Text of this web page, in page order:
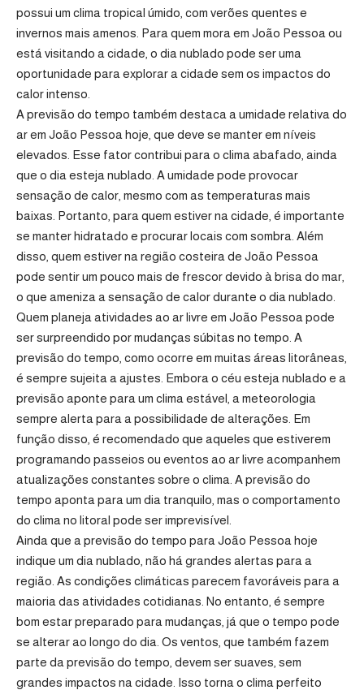
possui um clima tropical úmido, com verões quentes e
invernos mais amenos. Para quem mora em João Pessoa ou
está visitando a cidade, o dia nublado pode ser uma
oportunidade para explorar a cidade sem os impactos do
calor intenso.
A previsão do tempo também destaca a umidade relativa do
ar em João Pessoa hoje, que deve se manter em níveis
elevados. Esse fator contribui para o clima abafado, ainda
que o dia esteja nublado. A umidade pode provocar
sensação de calor, mesmo com as temperaturas mais
baixas. Portanto, para quem estiver na cidade, é importante
se manter hidratado e procurar locais com sombra. Além
disso, quem estiver na região costeira de João Pessoa
pode sentir um pouco mais de frescor devido à brisa do mar,
o que ameniza a sensação de calor durante o dia nublado.
Quem planeja atividades ao ar livre em João Pessoa pode
ser surpreendido por mudanças súbitas no tempo. A
previsão do tempo, como ocorre em muitas áreas litorâneas,
é sempre sujeita a ajustes. Embora o céu esteja nublado e a
previsão aponte para um clima estável, a meteorologia
sempre alerta para a possibilidade de alterações. Em
função disso, é recomendado que aqueles que estiverem
programando passeios ou eventos ao ar livre acompanhem
atualizações constantes sobre o clima. A previsão do
tempo aponta para um dia tranquilo, mas o comportamento
do clima no litoral pode ser imprevisível.
Ainda que a previsão do tempo para João Pessoa hoje
indique um dia nublado, não há grandes alertas para a
região. As condições climáticas parecem favoráveis para a
maioria das atividades cotidianas. No entanto, é sempre
bom estar preparado para mudanças, já que o tempo pode
se alterar ao longo do dia. Os ventos, que também fazem
parte da previsão do tempo, devem ser suaves, sem
grandes impactos na cidade. Isso torna o clima perfeito